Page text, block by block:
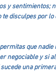
y
disculpes por
que
negociable y si
una